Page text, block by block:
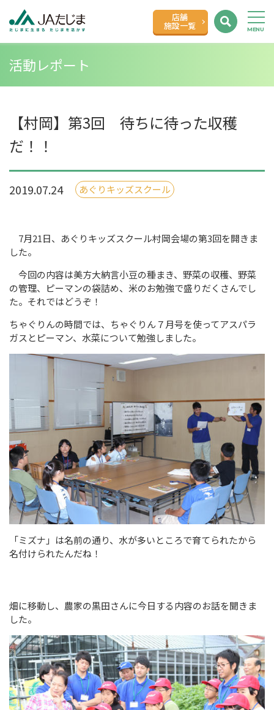
店舗
施設一覧
活動レポート
【村岡】第3回 待ちに待った収穫
だ！！
2019.07.24 あぐりキッズスクール
7月21日、あぐりキッズスクール村岡会場の第3回を開きま
した。
今回の内容は美方大納言小豆の種まき、野菜の収穫、野菜
の管理、ピーマンの袋詰め、米のお勉強で盛りだくさんでし
た。それではどうぞ！
ちゃぐりんの時間では、ちゃぐりん７月号を使ってアスパラ
ガスとピーマン、水菜について勉強しました。
「ミズナ」は名前の通り、水が多いところで育てられたから
名付けられたんだね！
畑に移動し、農家の黒田さんに今日する内容のお話を聞きま
した。